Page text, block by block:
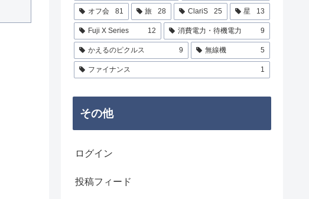
オフ会 81 旅 28 ClariS 25 星 13
Fuji X Series 12 消費電力・待機電力 9
かえるのピクルス 9 無線機 5
ファイナンス 1
その他
ログイン
投稿フィード